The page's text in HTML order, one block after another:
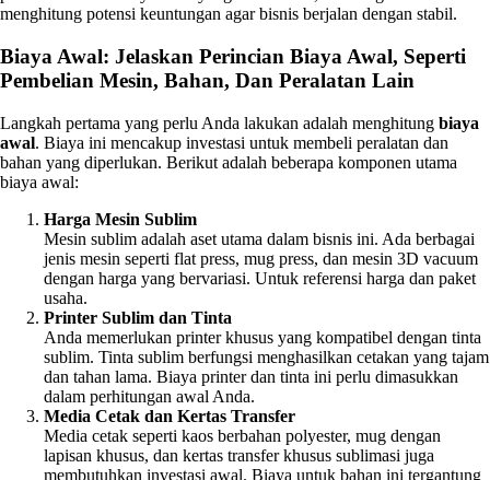
menghitung potensi keuntungan agar bisnis berjalan dengan stabil.
Biaya Awal: Jelaskan Perincian Biaya Awal, Seperti
Pembelian Mesin, Bahan, Dan Peralatan Lain
Langkah pertama yang perlu Anda lakukan adalah menghitung biaya
awal. Biaya ini mencakup investasi untuk membeli peralatan dan
bahan yang diperlukan. Berikut adalah beberapa komponen utama
biaya awal:
Harga Mesin Sublim
Mesin sublim adalah aset utama dalam bisnis ini. Ada berbagai
jenis mesin seperti flat press, mug press, dan mesin 3D vacuum
dengan harga yang bervariasi. Untuk referensi harga dan paket
usaha.
Printer Sublim dan Tinta
Anda memerlukan printer khusus yang kompatibel dengan tinta
sublim. Tinta sublim berfungsi menghasilkan cetakan yang tajam
dan tahan lama. Biaya printer dan tinta ini perlu dimasukkan
dalam perhitungan awal Anda.
Media Cetak dan Kertas Transfer
Media cetak seperti kaos berbahan polyester, mug dengan
lapisan khusus, dan kertas transfer khusus sublimasi juga
membutuhkan investasi awal. Biaya untuk bahan ini tergantung